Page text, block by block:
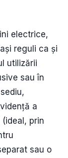
electrice,
reguli ca și
utilizării
sau în
a
prin
sau o